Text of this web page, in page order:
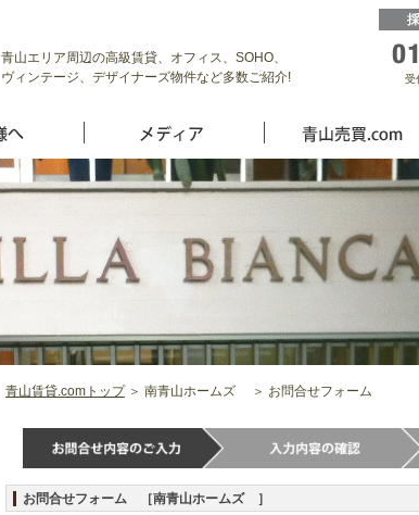
青山エリア周辺の高級賃貸、オフィス、SOHO、
ヴィンテージ、デザイナーズ物件など多数ご紹介!
受
青山賃貸.comトップ＞ 南青山ホームズ ＞ お問合せフォーム
お問合せフォーム ［南青山ホームズ ］